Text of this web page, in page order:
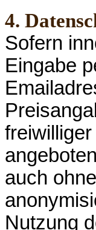
4.
Sofern
Eingabe
auch
Nutzung